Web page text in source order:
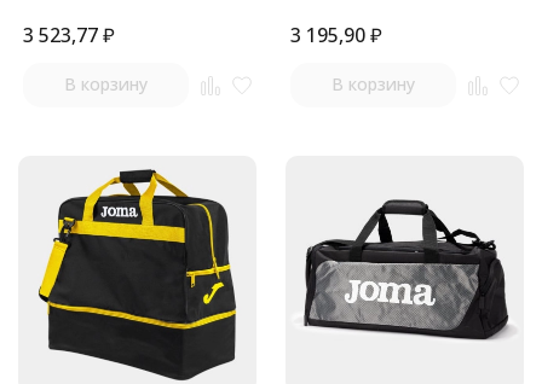
3 523,77₽
В корзину
3 195,90₽
В корзину